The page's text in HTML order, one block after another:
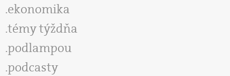
ekonomika
témy týždňa
podlampou
podcasty